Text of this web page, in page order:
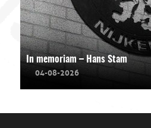
In memoriam – Hans Stam
04-08-2026